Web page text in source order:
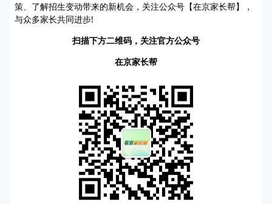
策、了解招生变动带来的新机会，关注公众号【在京家长帮】，
与众多家长共同进步!
扫描下方二维码，关注官方公众号
在京家长帮